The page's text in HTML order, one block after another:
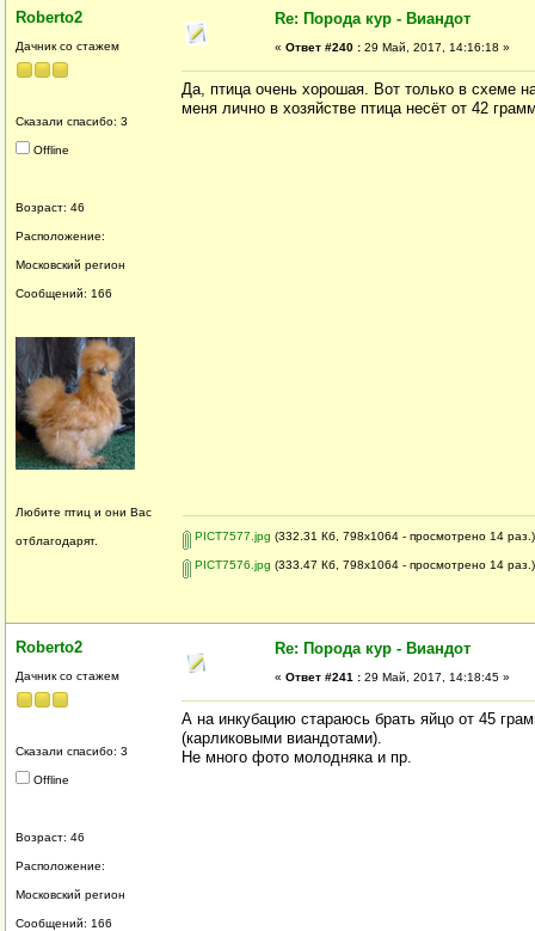
Roberto2
Дачник со стажем
Сказали спасибо: 3
Offline
Возраст: 46
Расположение:
Московский регион
Сообщений: 166
Любите птиц и они Вас
отблагодарят.
Re: Порода кур - Виандот
« Ответ #240 : 29 Май, 2017, 14:16:18 »
Да, птица очень хорошая. Вот только в схеме
меня лично в хозяйстве птица несёт от 42
PICT7577.jpg (332.31 Кб, 798x1064 - просмотрено 14 раз.)
PICT7576.jpg (333.47 Кб, 798x1064 - просмотрено 14 раз.)
Roberto2
Дачник со стажем
Сказали спасибо: 3
Offline
Возраст: 46
Расположение:
Московский регион
Сообщений: 166
Re: Порода кур - Виандот
« Ответ #241 : 29 Май, 2017, 14:18:45 »
А на инкубацию стараюсь брать яйцо от 45
(карликовыми виандотами).
Не много фото молодняка и пр.